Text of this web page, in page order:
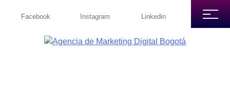
Facebook Instagram Linkedin